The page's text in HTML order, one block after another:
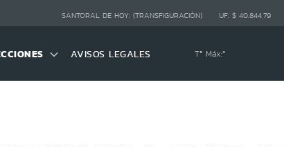
SANTORAL DE HOY: (TRANSFIGURACIÓN) UF: $ 40.844,79
AVISOS LEGALES Tª Máx:º